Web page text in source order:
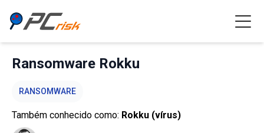
Ransomware Rokku
RANSOMWARE
Também conhecido como: Rokku (vírus)